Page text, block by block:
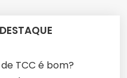
TCC é bom?